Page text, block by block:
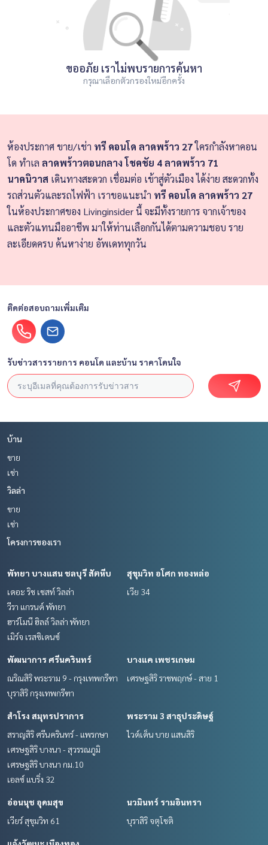
ขออภัย เราไม่พบรายการค้นหา
กรุณาเลือกตัวกรองใหม่อีกครั้ง
ห้องประกาศ ขาย/เช่า ทรี คอนโด ลาดพร้าว 27ใครกำลังหาคอน
โด ทำเล ลาดพร้าวตอนกลาง โชคชัย 4 ลาดพร้าว 71
นาคนิวาส เดินทางสะดวก เชื่อมต่อ เข้าสู่ตัวเมือง ได้ง่าย สะดวกทั้ง
รถส่วนตัวและรถไฟฟ้า เราขอแนะนำ ทรี คอนโด ลาดพร้าว 27
ในห้องประกาศของ Livinginsider นี้ จะมีทั้งรายการ จากเจ้าของ
และตัวแทนมืออาชีพ มาให้ท่านเลือกกันได้ตามความชอบ ราย
ละเอียดครบ ค้นหาง่าย อัพเดททุกวัน
ติดต่อสอบถามเพิ่มเติม
รับข่าวสารรายการ คอนโด และบ้าน ราคาโดนใจ
บ้าน
ขาย
เช่า
วิลล่า
ขาย
เช่า
โครงการของเรา
พัทยา บางแสน ชลบุรี สัตหีบ
เดอะ ริช เชสท์ วิลล่า
วีรา แกรนด์ พัทยา
ฮาร์โมนี ฮิลล์ วิลล่า พัทยา
เมิร์จ เรสซิเดนซ์
สุขุมวิท อโศก ทองหล่อ
เวีย 34
พัฒนาการ ศรีนครินทร์
ณริณสิริ พระราม 9 - กรุงเทพกรีฑา
บุราสิริ กรุงเทพกรีฑา
บางแค เพชรเกษม
เศรษฐสิริ ราชพฤกษ์ - สาย 1
สำโรง สมุทรปราการ
สราญสิริ ศรีนครินทร์ - แพรกษา
เศรษฐสิริ บางนา - สุวรรณภูมิ
เศรษฐสิริ บางนา กม.10
เอลซ์ แบริ่ง 32
พระราม 3 สาธุประดิษฐ์
ไวด์เด็น บาย แสนสิริ
อ่อนนุช อุดมสุข
เวียร์ สุขุมวิท 61
นวมินทร์ รามอินทรา
บุราสิริ จตุโชติ